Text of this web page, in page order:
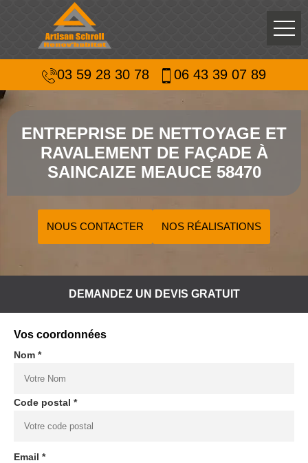
03 59 28 30 78 06 43 39 07 89
ENTREPRISE DE NETTOYAGE ET
RAVALEMENT DE FAÇADE À
SAINCAIZE MEAUCE 58470
NOUS CONTACTER NOS RÉALISATIONS
DEMANDEZ UN DEVIS GRATUIT
Vos coordonnées
Nom *
Code postal *
Email *